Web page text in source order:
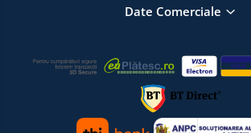
Date Comerciale